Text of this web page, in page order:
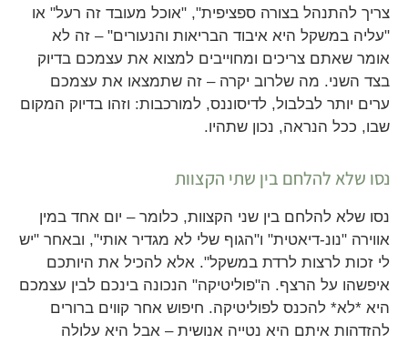
צריך להתנהל בצורה ספציפית", "אוכל מעובד זה רעל" או
"עליה במשקל היא איבוד הבריאות והנעורים" – זה לא
אומר שאתם צריכים ומחוייבים למצוא את עצמכם בדיוק
בצד השני. מה שלרוב יקרה – זה שתמצאו את עצמכם
ערים יותר לבלבול, לדיסוננס, למורכבות: וזהו בדיוק המקום
שבו, ככל הנראה, נכון שתהיו.
נסו שלא להלחם בין שתי הקצוות
נסו שלא להלחם בין שני הקצוות, כלומר – יום אחד במין
אווירה "נונ-דיאטית" ו"הגוף שלי לא מגדיר אותי", ובאחר "יש
לי זכות לרצות לרדת במשקל". אלא להכיל את היותכם
איפשהו על הרצף. ה"פוליטיקה" הנכונה בינכם לבין עצמכם
היא *לא* להכנס לפוליטיקה. חיפוש אחר קווים ברורים
להזדהות איתם היא נטייה אנושית – אבל היא עלולה